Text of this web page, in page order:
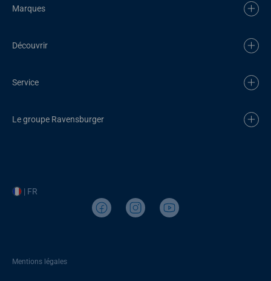
Marques
Découvrir
Service
Le groupe Ravensburger
| FR
Mentions légales